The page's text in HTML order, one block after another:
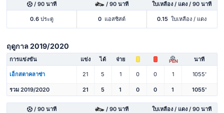
/ 90 นาที / 90 นาที ใบเหลือง / แดง / 90 นาที
0.6ประตู 0 แอสซิสต์ 0.15 ใบเหลือง / แดง
ฤดูกาล 2019/2020
การแข่งขัน แข่ง ได้ จ่าย PEN นาที
เอ็กสตาคลาซ่า 21 5 1 0 0 1 1055'
รวม 2019/2020 21 5 1 0 0 1 1055'
/ 90 นาที / 90 นาที ใบเหลือง / แดง / 90 นาที